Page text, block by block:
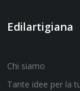
Edilartigiana
Chi siamo
Tante idee per la